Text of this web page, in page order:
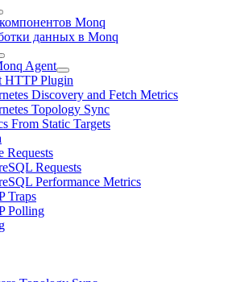
Monq
данных в Monq
Agent
HTTP Plugin
Discovery and Fetch Metrics
Topology Sync
From Static Targets
Requests
Requests
Performance Metrics
Traps
Polling